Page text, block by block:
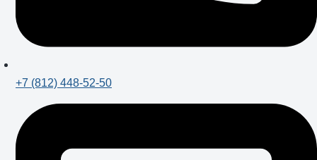
+7 (812) 448-52-50